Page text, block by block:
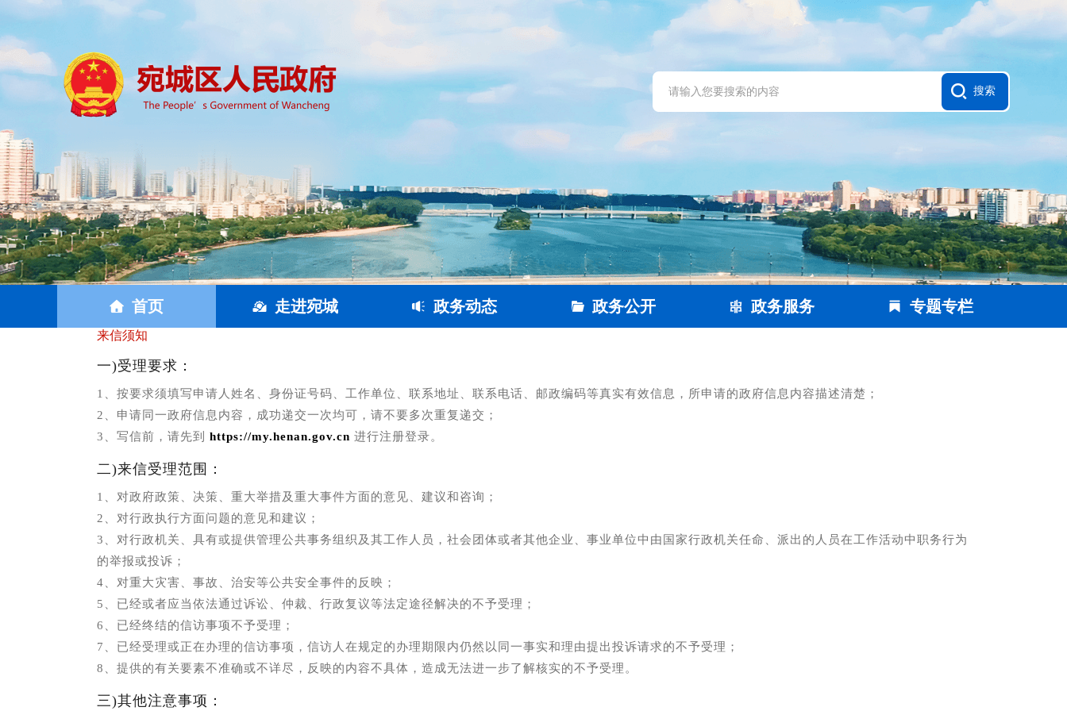
首页 走进宛城 政务动态 政务公开 政务服务 专题专栏
来信须知
一)受理要求：
1、按要求须填写申请人姓名、身份证号码、工作单位、联系地址、联系电话、邮政编码等真实有效信息，所申请的政府信息内容描述清楚；
2、申请同一政府信息内容，成功递交一次均可，请不要多次重复递交；
3、写信前，请先到 https://my.henan.gov.cn 进行注册登录。
二)来信受理范围：
1、对政府政策、决策、重大举措及重大事件方面的意见、建议和咨询；
2、对行政执行方面问题的意见和建议；
3、对行政机关、具有或提供管理公共事务组织及其工作人员，社会团体或者其他企业、事业单位中由国家行政机关任命、派出的人员在工作活动中职务行为
的举报或投诉；
4、对重大灾害、事故、治安等公共安全事件的反映；
5、已经或者应当依法通过诉讼、仲裁、行政复议等法定途径解决的不予受理；
6、已经终结的信访事项不予受理；
7、已经受理或正在办理的信访事项，信访人在规定的办理期限内仍然以同一事实和理由提出投诉请求的不予受理；
8、提供的有关要素不准确或不详尽，反映的内容不具体，造成无法进一步了解核实的不予受理。
三)其他注意事项：